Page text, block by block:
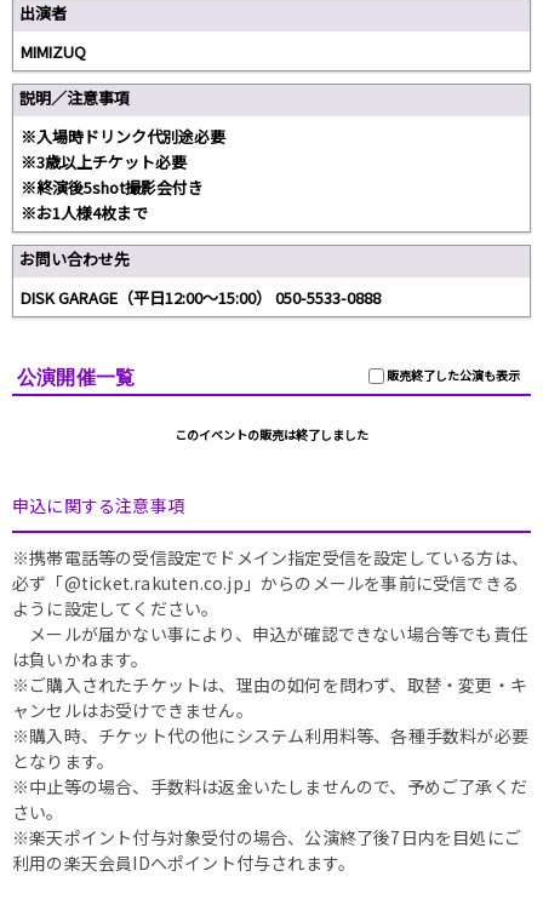
出演者
MIMIZUQ
説明／注意事項
※入場時ドリンク代別途必要
※3歳以上チケット必要
※終演後5shot撮影会付き
※お1人様4枚まで
お問い合わせ先
DISK GARAGE（平日12:00～15:00） 050-5533-0888
販売終了した公演も表示
公演開催一覧
このイベントの販売は終了しました
申込に関する注意事項
※携帯電話等の受信設定でドメイン指定受信を設定している方は、
必ず「@ticket.rakuten.co.jp」からのメールを事前に受信できる
ように設定してください。
メールが届かない事により、申込が確認できない場合等でも責任
は負いかねます。
※ご購入されたチケットは、理由の如何を問わず、取替・変更・キ
ャンセルはお受けできません。
※購入時、チケット代の他にシステム利用料等、各種手数料が必要
となります。
※中止等の場合、手数料は返金いたしませんので、予めご了承くだ
さい。
※楽天ポイント付与対象受付の場合、公演終了後7日内を目処にご
利用の楽天会員IDへポイント付与されます。